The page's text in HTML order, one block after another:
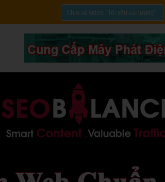
Chia sẻ video "Tôi yêu cải lương".